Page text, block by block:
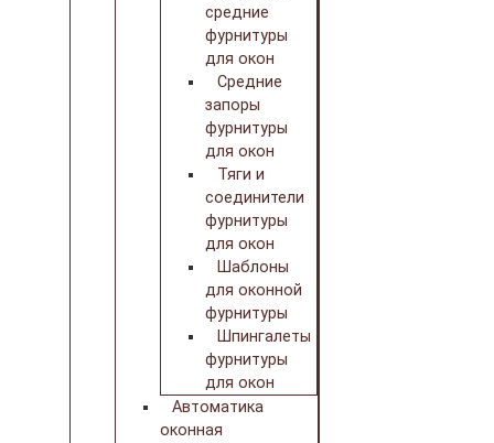
средние
фурнитуры
для окон
Средние
запоры
фурнитуры
для окон
Тяги и
соединители
фурнитуры
для окон
Шаблоны
для оконной
фурнитуры
Шпингалеты
фурнитуры
для окон
Автоматика
оконная